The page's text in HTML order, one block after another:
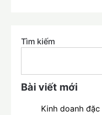
Tìm kiếm
Bài viết mới
Kinh doanh